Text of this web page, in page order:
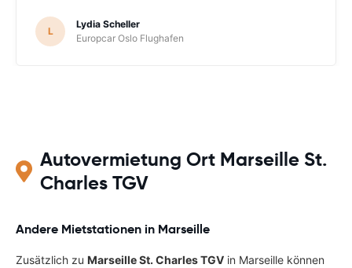
L
Lydia Scheller
Europcar Oslo Flughafen
Autovermietung Ort Marseille St.
Charles TGV
Andere Mietstationen in Marseille
Zusätzlich zu Marseille St. Charles TGV in Marseille können